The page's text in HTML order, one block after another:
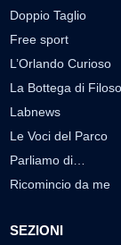
Doppio Taglio
Free sport
L’Orlando Curioso
La Bottega di
Labnews
Le Voci del Parco
Parliamo di…
Ricomincio da me
SEZIONI